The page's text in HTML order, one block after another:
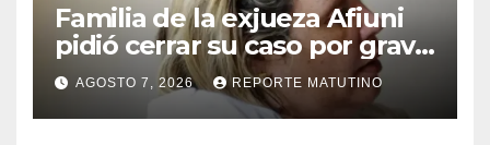
Familia de la exjueza Afiuni
pidió cerrar su caso por grave
enfermedad
AGOSTO 7, 2026 REPORTE MATUTINO